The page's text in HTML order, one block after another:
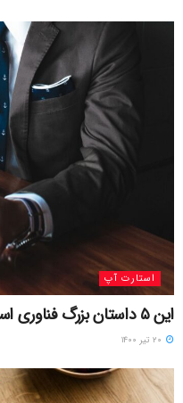
استارت آپ
این ۵ داستان بزرگ فناوری است که باید در سال ۲۰۲۱ تماشا کنید